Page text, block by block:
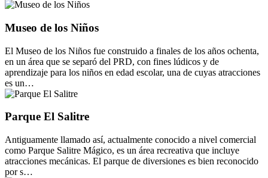
Museo de los Niños
El Museo de los Niños fue construido a finales de los años ochenta,
en un área que se separó del PRD, con fines lúdicos y de
aprendizaje para los niños en edad escolar, una de cuyas atracciones
es un…
Parque El Salitre
Antiguamente llamado así, actualmente conocido a nivel comercial
como Parque Salitre Mágico, es un área recreativa que incluye
atracciones mecánicas. El parque de diversiones es bien reconocido
por s…